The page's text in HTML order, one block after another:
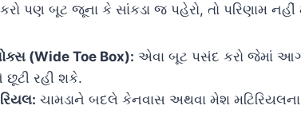
પણ બૂટ જૂના કે સાંકડા જ પહેરો, તો પરિણામ
(Wide Toe Box): એવા બૂટ પસંદ કરો જેમાં
રહી શકે.
ચામડાને બદલે કેનવાસ અથવા મેશ